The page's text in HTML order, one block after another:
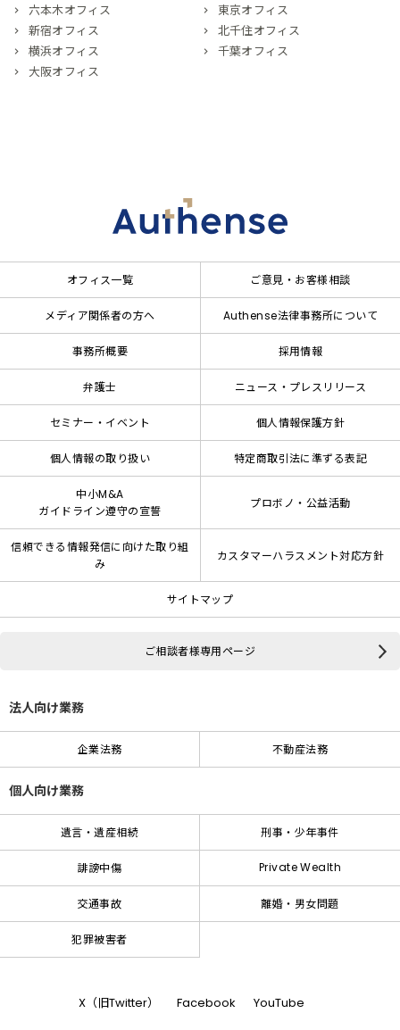
六本木オフィス
東京オフィス
新宿オフィス
北千住オフィス
横浜オフィス
千葉オフィス
大阪オフィス
オフィス一覧 ご意見・お客様相談
メディア関係者の方へ Authense法律事務所について
事務所概要 採用情報
弁護士 ニュース・プレスリリース
セミナー・イベント 個人情報保護方針
個人情報の取り扱い 特定商取引法に準ずる表記
中小M&A
ガイドライン遵守の宣誓
プロボノ・公益活動
信頼できる情報発信に向けた取り組
み
カスタマーハラスメント対応方針
サイトマップ
ご相談者様専用ページ
法人向け業務
企業法務 不動産法務
個人向け業務
遺言・遺産相続 刑事・少年事件
誹謗中傷 Private Wealth
交通事故 離婚・男女問題
犯罪被害者
X（旧Twitter） Facebook YouTube